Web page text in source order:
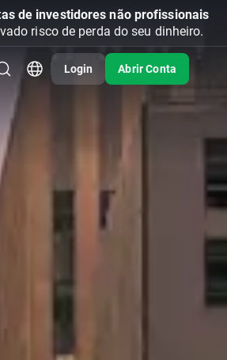
de investidores não profissionais
risco de perda do seu dinheiro.
Login Abrir Conta